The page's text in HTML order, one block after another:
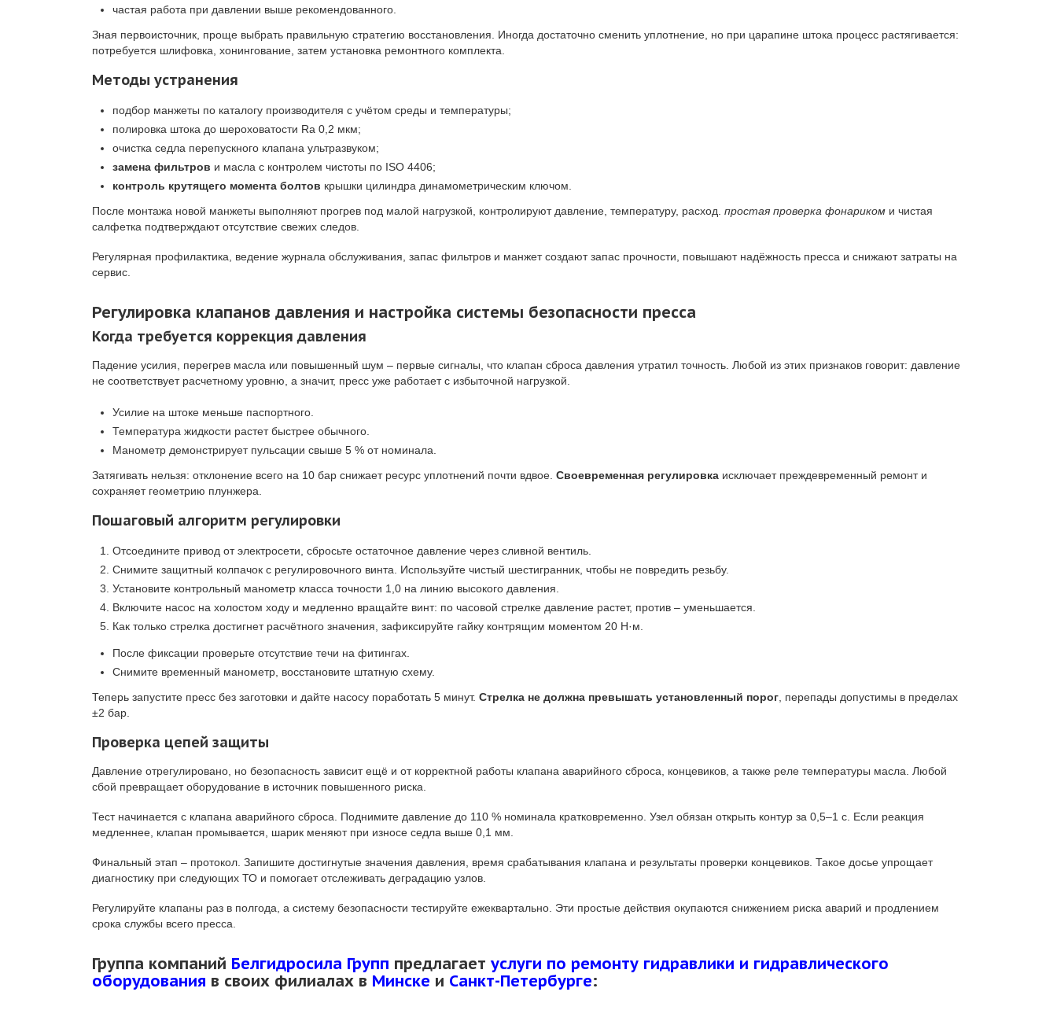
частая работа при давлении выше рекомендованного.
Зная первоисточник, проще выбрать правильную стратегию восстановления. Иногда достаточно сменить уплотнение, но при царапине штока процесс растягивается:
потребуется шлифовка, хонингование, затем установка ремонтного комплекта.
Методы устранения
подбор манжеты по каталогу производителя с учётом среды и температуры;
полировка штока до шероховатости Ra 0,2 мкм;
очистка седла перепускного клапана ультразвуком;
замена фильтров и масла с контролем чистоты по ISO 4406;
контроль крутящего момента болтов крышки цилиндра динамометрическим ключом.
После монтажа новой манжеты выполняют прогрев под малой нагрузкой, контролируют давление, температуру, расход. простая проверка фонариком и чистая
салфетка подтверждают отсутствие свежих следов.
Регулярная профилактика, ведение журнала обслуживания, запас фильтров и манжет создают запас прочности, повышают надёжность пресса и снижают затраты на
сервис.
Регулировка клапанов давления и настройка системы безопасности пресса
Когда требуется коррекция давления
Падение усилия, перегрев масла или повышенный шум – первые сигналы, что клапан сброса давления утратил точность. Любой из этих признаков говорит: давление
не соответствует расчетному уровню, а значит, пресс уже работает с избыточной нагрузкой.
Усилие на штоке меньше паспортного.
Температура жидкости растет быстрее обычного.
Манометр демонстрирует пульсации свыше 5 % от номинала.
Затягивать нельзя: отклонение всего на 10 бар снижает ресурс уплотнений почти вдвое. Своевременная регулировка исключает преждевременный ремонт и
сохраняет геометрию плунжера.
Пошаговый алгоритм регулировки
Отсоедините привод от электросети, сбросьте остаточное давление через сливной вентиль.
Снимите защитный колпачок с регулировочного винта. Используйте чистый шестигранник, чтобы не повредить резьбу.
Установите контрольный манометр класса точности 1,0 на линию высокого давления.
Включите насос на холостом ходу и медленно вращайте винт: по часовой стрелке давление растет, против – уменьшается.
Как только стрелка достигнет расчётного значения, зафиксируйте гайку контрящим моментом 20 Н·м.
После фиксации проверьте отсутствие течи на фитингах.
Снимите временный манометр, восстановите штатную схему.
Теперь запустите пресс без заготовки и дайте насосу поработать 5 минут. Стрелка не должна превышать установленный порог , перепады допустимы в пределах
±2 бар.
Проверка цепей защиты
Давление отрегулировано, но безопасность зависит ещё и от корректной работы клапана аварийного сброса, концевиков, а также реле температуры масла. Любой
сбой превращает оборудование в источник повышенного риска.
Тест начинается с клапана аварийного сброса. Поднимите давление до 110 % номинала кратковременно. Узел обязан открыть контур за 0,5–1 с. Если реакция
медленнее, клапан промывается, шарик меняют при износе седла выше 0,1 мм.
Финальный этап – протокол. Запишите достигнутые значения давления, время срабатывания клапана и результаты проверки концевиков. Такое досье упрощает
диагностику при следующих ТО и помогает отслеживать деградацию узлов.
Регулируйте клапаны раз в полгода, а систему безопасности тестируйте ежеквартально. Эти простые действия окупаются снижением риска аварий и продлением
срока службы всего пресса.
Группа компаний Белгидросила Групп предлагает услуги по ремонту гидравлики и гидравлического
оборудования в своих филиалах в Минске и Санкт-Петербурге: